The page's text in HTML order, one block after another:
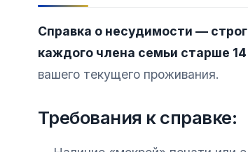
Справка о несудимости —
каждого члена семьи старше
вашего текущего проживания.
Требования к справке: